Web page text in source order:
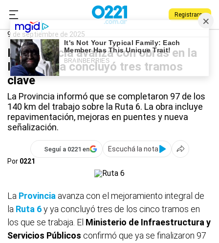
Registrarse
0221.com.ar
Ruta 6
9 de septiembre de 2025
La Provincia avanza con obras en la
Ruta 6 y ya concluyó tres tramos
clave
La Provincia informó que se completaron 97 de los
140 km del trabajo sobre la Ruta 6. La obra incluye
repavimentación, mejoras en puentes y nueva
señalización.
Seguí a 0221 en
Escuchá la nota
Por 0221
La Provincia avanza con el mejoramiento integral de
la Ruta 6y ya concluyó tres de los cinco tramos en
los que se trabaja. El Ministerio de Infraestructura y
Servicios Públicos confirmó que ya se finalizaron 97